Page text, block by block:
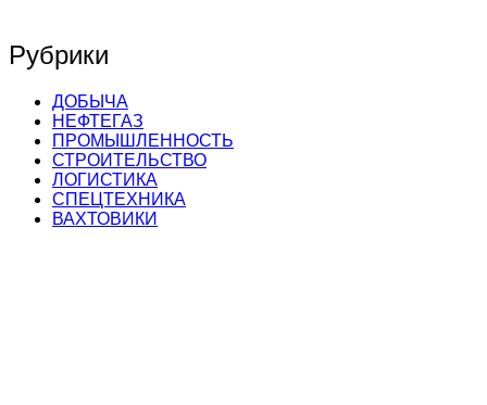
Рубрики
ДОБЫЧА
НЕФТЕГАЗ
ПРОМЫШЛЕННОСТЬ
СТРОИТЕЛЬСТВО
ЛОГИСТИКА
СПЕЦТЕХНИКА
ВАХТОВИКИ